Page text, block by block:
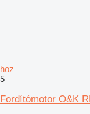
hoz
5
Fordítómotor O&K